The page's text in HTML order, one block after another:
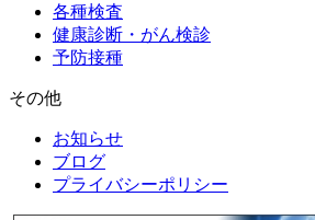
各種検査
健康診断・がん検診
予防接種
その他
お知らせ
ブログ
プライバシーポリシー